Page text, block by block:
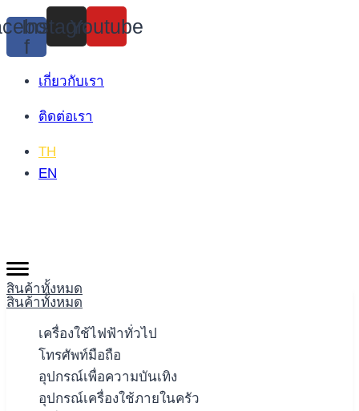
Skip
to
content
f
Instagram
Youtube
เกี่ยวกับเรา
ติดต่อเรา
TH
EN
สินค้าทั้งหมด
สินค้าทั้งหมด
เครื่องใช้ไฟฟ้าทั่วไป
โทรศัพท์มือถือ
อุปกรณ์เพื่อความบันเทิง
อุปกรณ์เครื่องใช้ภายในครัว